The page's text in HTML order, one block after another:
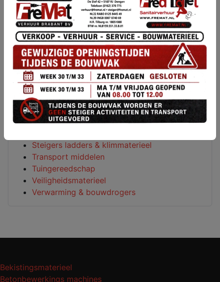
Houtbewerkings machines
Loodgieters gereedschap
Luchtgereedschap
Meetapparatuur
Metaalbewerking
Metselgereedschap
Overige machines
Reinigings machines
Sanitair
Schilderen behangen & lijmen
Schuurmachines
Steigers ladders & klimmaterieel
Transport middelen
Tuingereedschap
Veiligheidsmaterieel
Verwarming & bouwdrogers
Bekistingsmaterieel
Betonbewerkings machines